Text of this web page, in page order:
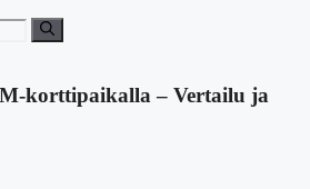
korttipaikalla – Vertailu ja